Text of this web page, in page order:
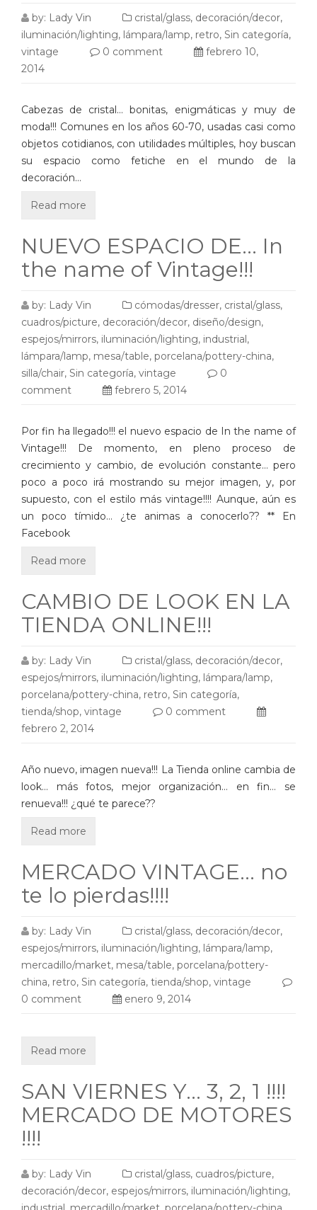
by: Lady Vin cristal/glass, decoración/decor,
iluminación/lighting, lámpara/lamp, retro, Sin categoría,
vintage
0 comment
febrero 10,
2014
Cabezas de cristal… bonitas, enigmáticas y muy de
moda!!! Comunes en los años 60-70, usadas casi como
objetos cotidianos, con utilidades múltiples, hoy buscan
su espacio como fetiche en el mundo de la
decoración…
Read more
NUEVO ESPACIO DE… In
the name of Vintage!!!
by: Lady Vin cómodas/dresser, cristal/glass,
cuadros/picture, decoración/decor, diseño/design,
espejos/mirrors, iluminación/lighting, industrial,
lámpara/lamp, mesa/table, porcelana/pottery-china,
silla/chair, Sin categoría, vintage
0
comment
febrero 5, 2014
Por fin ha llegado!!! el nuevo espacio de In the name of
Vintage!!! De momento, en pleno proceso de
crecimiento y cambio, de evolución constante… pero
poco a poco irá mostrando su mejor imagen, y, por
supuesto, con el estilo más vintage!!!! Aunque, aún es
un poco tímido… ¿te animas a conocerlo?? ** En
Facebook
Read more
CAMBIO DE LOOK EN LA
TIENDA ONLINE!!!
by: Lady Vin cristal/glass, decoración/decor,
espejos/mirrors, iluminación/lighting, lámpara/lamp,
porcelana/pottery-china, retro, Sin categoría,
tienda/shop, vintage
0 comment
febrero 2, 2014
Año nuevo, imagen nueva!!! La Tienda online cambia de
look… más fotos, mejor organización… en fin… se
renueva!!! ¿qué te parece??
Read more
MERCADO VINTAGE… no
te lo pierdas!!!!
by: Lady Vin cristal/glass, decoración/decor,
espejos/mirrors, iluminación/lighting, lámpara/lamp,
mercadillo/market, mesa/table, porcelana/pottery-
china, retro, Sin categoría, tienda/shop, vintage
0 comment
enero 9, 2014
Read more
SAN VIERNES Y… 3, 2, 1 !!!!
MERCADO DE MOTORES
!!!!
by: Lady Vin cristal/glass, cuadros/picture,
decoración/decor, espejos/mirrors, iluminación/lighting,